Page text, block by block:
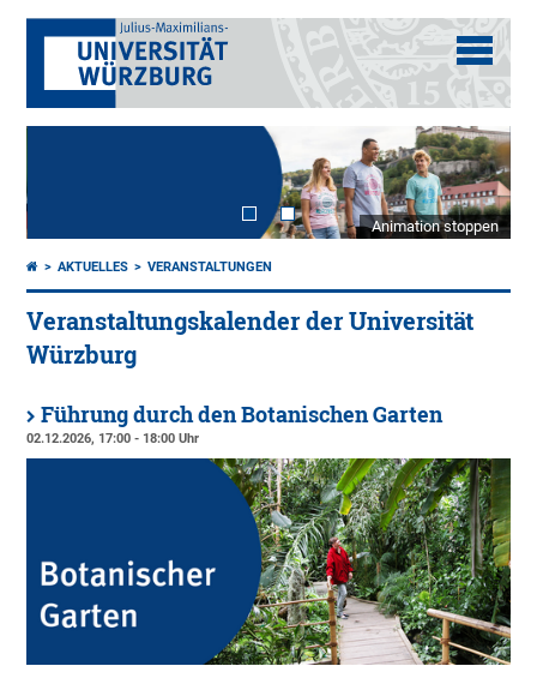
Animation stoppen
AKTUELLES VERANSTALTUNGEN
Veranstaltungskalender der Universität
Würzburg
Führung durch den Botanischen Garten
02.12.2026, 17:00 - 18:00 Uhr